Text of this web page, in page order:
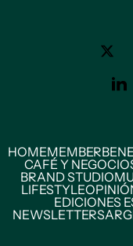
HOMEMEMBER
CAFÉ Y
BRAND STUDIO
LIFESTYLE
EDICIONES
NEWSLETTERS